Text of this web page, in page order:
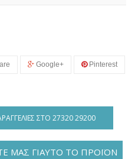
Google+ Pinterest
ΣΤΟ 27320 29200
ΜΑΣ ΓΙΑΥΤΟ ΤΟ ΠΡΟΪΟΝ